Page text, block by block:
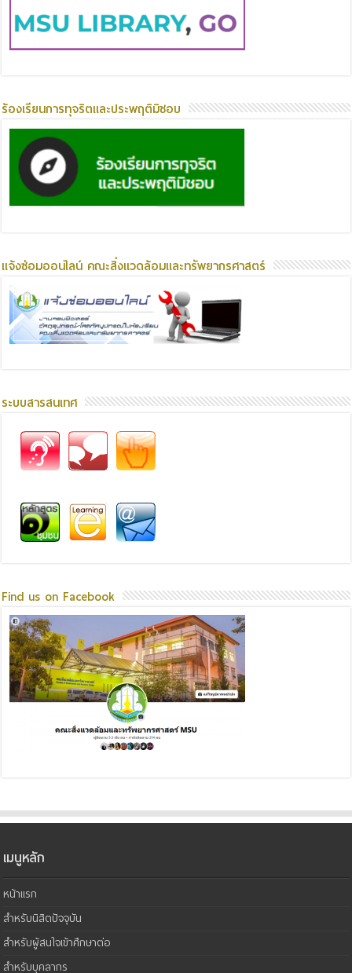
ร้องเรียนการทุจริตและประพฤติมิชอบ
แจ้งซ่อมออนไลน์ คณะสิ่งแวดล้อมและทรัพยากรศาสตร์
ระบบสารสนเทศ
Find us on Facebook
เมนูหลัก
หน้าแรก
สำหรับนิสิตปัจจุบัน
สำหรับผู้สนใจเข้าศึกษาต่อ
สำหรับบุคลากร